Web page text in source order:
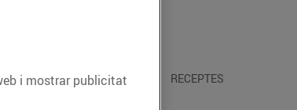
GASTRONOMIA I TRADICIONS RECEPTES
i mostrar publicitat